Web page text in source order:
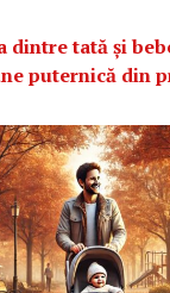
dintre tată și
puternică din